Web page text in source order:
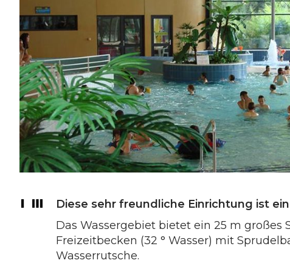
Diese sehr freundliche Einrichtung ist
Das Wassergebiet bietet ein 25 m großes
Freizeitbecken (32 ° Wasser) mit
Wasserrutsche.